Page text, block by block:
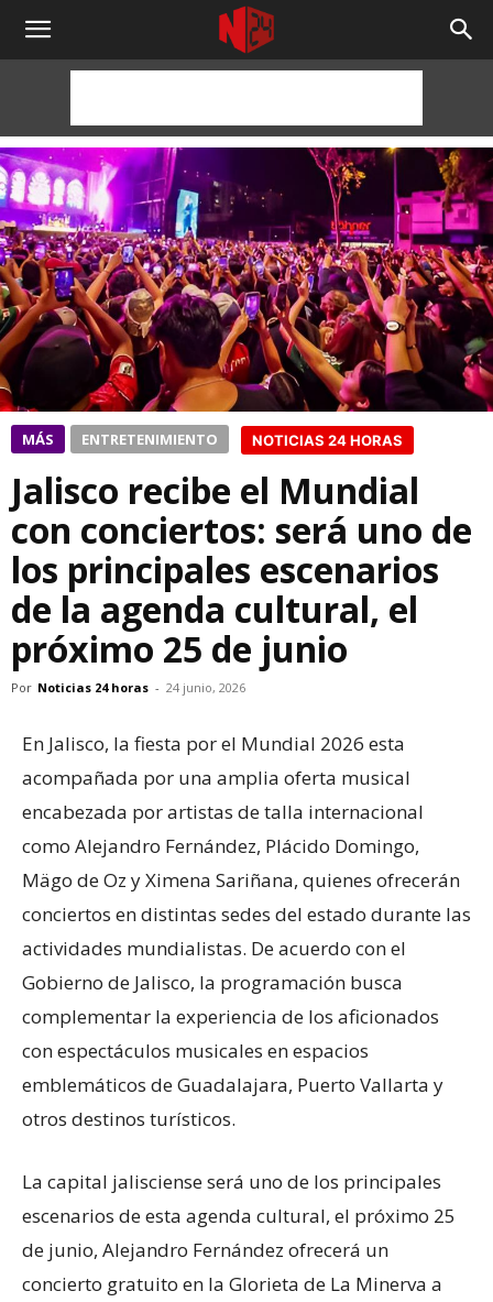
NOTICIAS
HORAS
MÁS ENTRETENIMIENTO NOTICIAS 24 HORAS
Jalisco recibe el Mundial
con conciertos: será uno de
los principales escenarios
de la agenda cultural, el
próximo 25 de junio
Por Noticias 24 horas - 24 junio, 2026
En Jalisco, la fiesta por el Mundial 2026 esta
acompañada por una amplia oferta musical
encabezada por artistas de talla internacional
como Alejandro Fernández, Plácido Domingo,
Mägo de Oz y Ximena Sariñana, quienes ofrecerán
conciertos en distintas sedes del estado durante las
actividades mundialistas. De acuerdo con el
Gobierno de Jalisco, la programación busca
complementar la experiencia de los aficionados
con espectáculos musicales en espacios
emblemáticos de Guadalajara, Puerto Vallarta y
otros destinos turísticos.
La capital jalisciense será uno de los principales
escenarios de esta agenda cultural, el próximo 25
de junio, Alejandro Fernández ofrecerá un
concierto gratuito en la Glorieta de La Minerva a